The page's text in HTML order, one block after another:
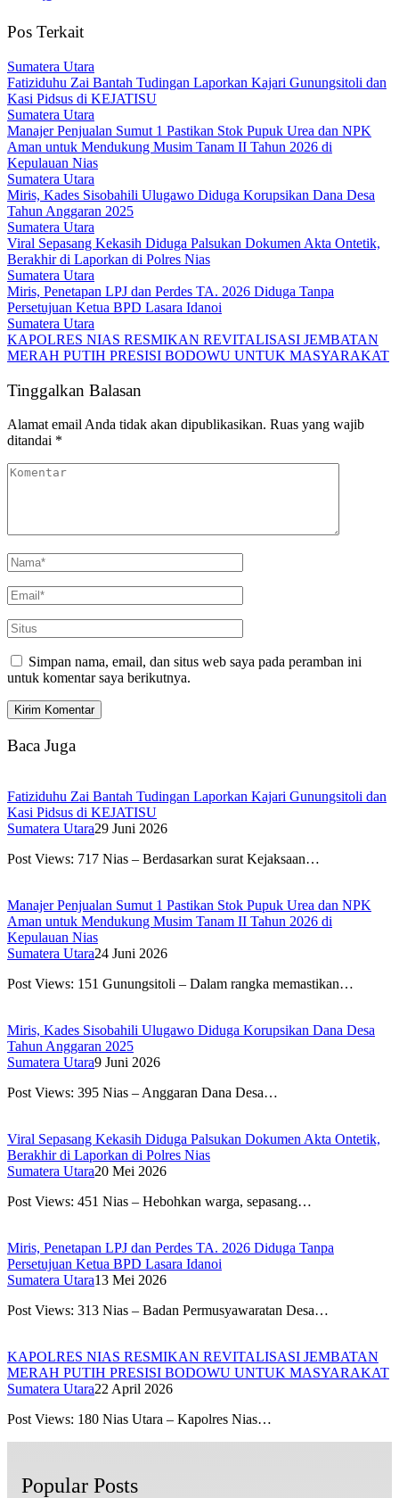
Pos Terkait
Sumatera Utara
Fatiziduhu Zai Bantah Tudingan Laporkan Kajari Gunungsitoli dan
Kasi Pidsus di KEJATISU
Sumatera Utara
Manajer Penjualan Sumut 1 Pastikan Stok Pupuk Urea dan NPK
Aman untuk Mendukung Musim Tanam II Tahun 2026 di
Kepulauan Nias
Sumatera Utara
Miris, Kades Sisobahili Ulugawo Diduga Korupsikan Dana Desa
Tahun Anggaran 2025
Sumatera Utara
Viral Sepasang Kekasih Diduga Palsukan Dokumen Akta Ontetik,
Berakhir di Laporkan di Polres Nias
Sumatera Utara
Miris, Penetapan LPJ dan Perdes TA. 2026 Diduga Tanpa
Persetujuan Ketua BPD Lasara Idanoi
Sumatera Utara
KAPOLRES NIAS RESMIKAN REVITALISASI JEMBATAN
MERAH PUTIH PRESISI BODOWU UNTUK MASYARAKAT
Tinggalkan Balasan
Alamat email Anda tidak akan dipublikasikan. Ruas yang wajib
ditandai *
Simpan nama, email, dan situs web saya pada peramban ini
untuk komentar saya berikutnya.
Baca Juga
Fatiziduhu Zai Bantah Tudingan Laporkan Kajari Gunungsitoli dan
Kasi Pidsus di KEJATISU
Sumatera Utara29 Juni 2026
Post Views: 717 Nias – Berdasarkan surat Kejaksaan…
Manajer Penjualan Sumut 1 Pastikan Stok Pupuk Urea dan NPK
Aman untuk Mendukung Musim Tanam II Tahun 2026 di
Kepulauan Nias
Sumatera Utara24 Juni 2026
Post Views: 151 Gunungsitoli – Dalam rangka memastikan…
Miris, Kades Sisobahili Ulugawo Diduga Korupsikan Dana Desa
Tahun Anggaran 2025
Sumatera Utara9 Juni 2026
Post Views: 395 Nias – Anggaran Dana Desa…
Viral Sepasang Kekasih Diduga Palsukan Dokumen Akta Ontetik,
Berakhir di Laporkan di Polres Nias
Sumatera Utara20 Mei 2026
Post Views: 451 Nias – Hebohkan warga, sepasang…
Miris, Penetapan LPJ dan Perdes TA. 2026 Diduga Tanpa
Persetujuan Ketua BPD Lasara Idanoi
Sumatera Utara13 Mei 2026
Post Views: 313 Nias – Badan Permusyawaratan Desa…
KAPOLRES NIAS RESMIKAN REVITALISASI JEMBATAN
MERAH PUTIH PRESISI BODOWU UNTUK MASYARAKAT
Sumatera Utara22 April 2026
Post Views: 180 Nias Utara – Kapolres Nias…
Popular Posts